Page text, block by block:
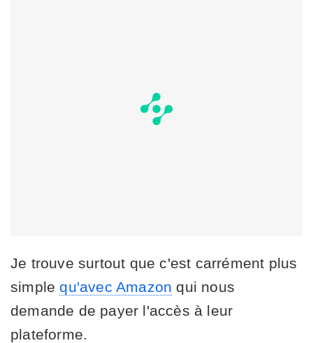
Je trouve surtout que c'est carrément plus
simplequ'avec Amazon qui nous
demande de payer l'accès à leur
plateforme.